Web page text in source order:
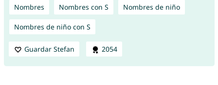
Nombres Nombres con S Nombres de niño
Nombres de niño con S
Guardar Stefan 2054